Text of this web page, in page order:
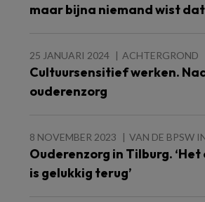
maar bijna niemand wist
25 JANUARI 2024 ACHTERGROND
Cultuursensitief werken.
ouderenzorg
8 NOVEMBER 2023 VAN DE BPSW
Ouderenzorg in Tilburg.
is gelukkig terug’